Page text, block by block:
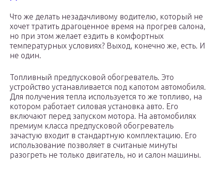
Что же делать незадачливому водителю, который не
хочет тратить драгоценное время на прогрев салона,
но при этом желает ездить в комфортных
температурных условиях? Выход, конечно же, есть. И
не один.
Топливный предпусковой обогреватель. Это
устройство устанавливается под капотом автомобиля.
Для получения тепла используется то же топливо, на
котором работает силовая установка авто. Его
включают перед запуском мотора. На автомобилях
премиум класса предпусковой обогреватель
зачастую входит в стандартную комплектацию. Его
использование позволяет в считаные минуты
разогреть не только двигатель, но и салон машины.